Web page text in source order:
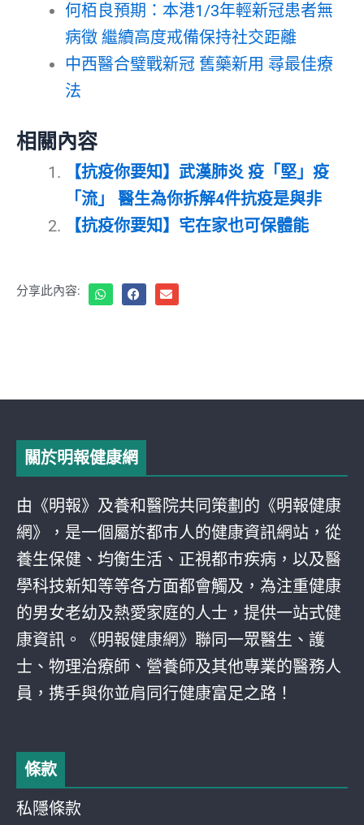
何栢良預期：本港1/3年輕新冠患者無
病徵 繼續高度戒備保持社交距離
中西醫合璧戰新冠 舊藥新用 尋最佳療
法
相關內容
【抗疫你要知】武漢肺炎 疫「堅」疫
「流」 醫生為你拆解4件抗疫是與非
【抗疫你要知】宅在家也可保體能
分享此內容:
關於明報健康網
由《明報》及養和醫院共同策劃的《明報健康
網》，是一個屬於都巿人的健康資訊網站，從
養生保健、均衡生活、正視都巿疾病，以及醫
學科技新知等等各方面都會觸及，為注重健康
的男女老幼及熱愛家庭的人士，提供一站式健
康資訊。《明報健康網》聯同一眾醫生、護
士、物理治療師、營養師及其他專業的醫務人
員，携手與你並肩同行健康富足之路！
條款
私隱條款